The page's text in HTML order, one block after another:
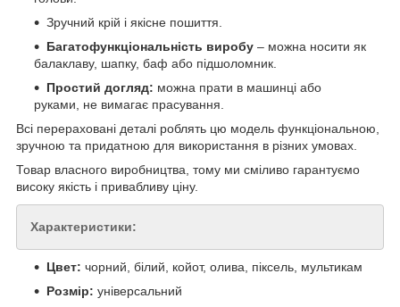
Зручний крій і якісне пошиття.
Багатофункціональність виробу – можна носити як
балаклаву, шапку, баф або підшоломник.
Простий догляд: можна прати в машинці або
руками, не вимагає прасування.
Всі перераховані деталі роблять цю модель функціональною,
зручною та придатною для використання в різних умовах.
Товар власного виробництва, тому ми сміливо гарантуємо
високу якість і привабливу ціну.
Характеристики:
Цвет: чорний, білий, койот, олива, піксель, мультикам
Розмір: універсальний